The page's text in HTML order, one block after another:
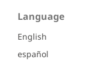
Language
English
español